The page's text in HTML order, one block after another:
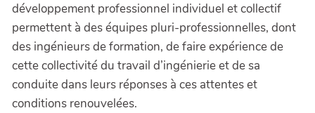
développement professionnel individuel et collectif
permettent à des équipes pluri-professionnelles, dont
des ingénieurs de formation, de faire expérience de
cette collectivité du travail d’ingénierie et de sa
conduite dans leurs réponses à ces attentes et
conditions renouvelées.